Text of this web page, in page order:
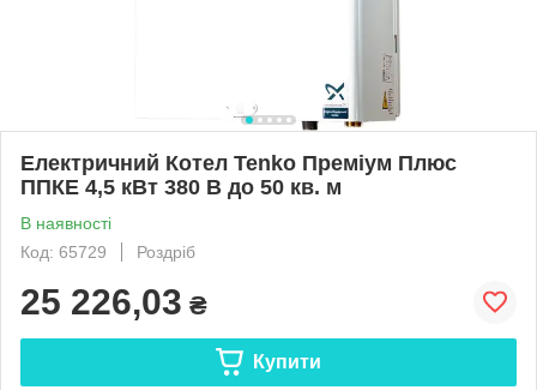
Електричний Котел Tenko Преміум Плюс
ППКЕ 4,5 кВт 380 В до 50 кв. м
В наявності
Код: 65729
Роздріб
25 226,03 ₴
Купити